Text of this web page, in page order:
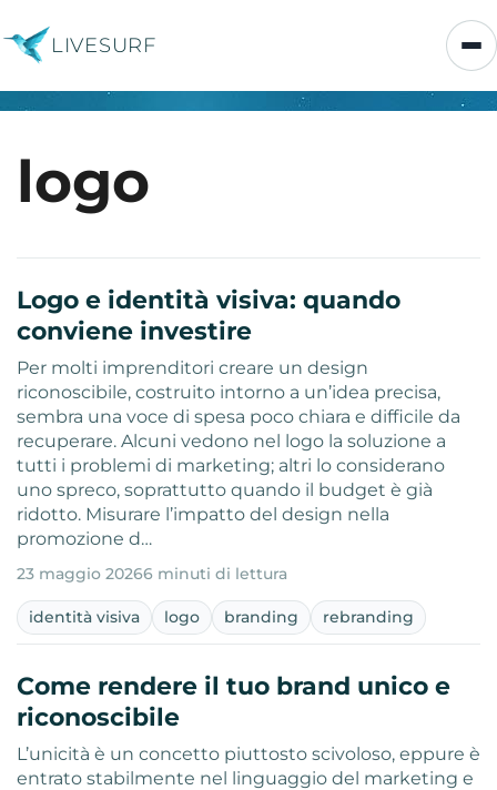
LIVESURF
logo
Logo e identità visiva: quando
conviene investire
Per molti imprenditori creare un design
riconoscibile, costruito intorno a un’idea precisa,
sembra una voce di spesa poco chiara e difficile da
recuperare. Alcuni vedono nel logo la soluzione a
tutti i problemi di marketing; altri lo considerano
uno spreco, soprattutto quando il budget è già
ridotto. Misurare l’impatto del design nella
promozione d…
23 maggio 20266 minuti di lettura
identità visiva logo branding rebranding
Come rendere il tuo brand unico e
riconoscibile
L’unicità è un concetto piuttosto scivoloso, eppure è
entrato stabilmente nel linguaggio del marketing e